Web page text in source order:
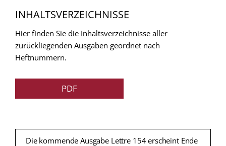
INHALTSVERZEICHNISSE
Hier finden Sie die Inhaltsverzeichnisse aller
zurückliegenden Ausgaben geordnet nach
Heftnummern.
PDF
Die kommende Ausgabe Lettre 154 erscheint Ende